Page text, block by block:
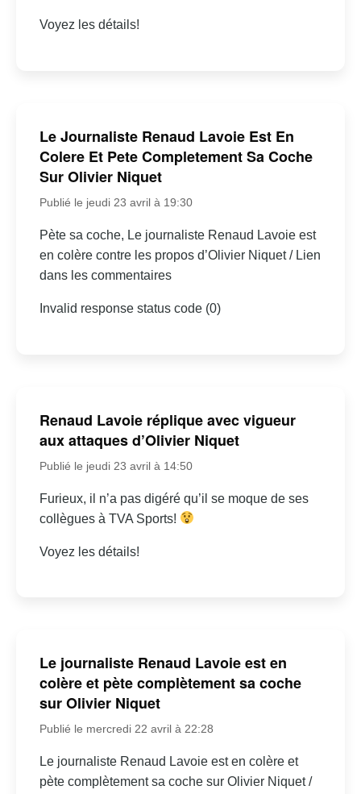
Voyez les détails!
Le Journaliste Renaud Lavoie Est En
Colere Et Pete Completement Sa Coche
Sur Olivier Niquet
Publié le jeudi 23 avril à 19:30
Pète sa coche, Le journaliste Renaud Lavoie est
en colère contre les propos d’Olivier Niquet / Lien
dans les commentaires
Invalid response status code (0)
Renaud Lavoie réplique avec vigueur
aux attaques d’Olivier Niquet
Publié le jeudi 23 avril à 14:50
Furieux, il n’a pas digéré qu’il se moque de ses
collègues à TVA Sports!
Voyez les détails!
Le journaliste Renaud Lavoie est en
colère et pète complètement sa coche
sur Olivier Niquet
Publié le mercredi 22 avril à 22:28
Le journaliste Renaud Lavoie est en colère et
pète complètement sa coche sur Olivier Niquet /